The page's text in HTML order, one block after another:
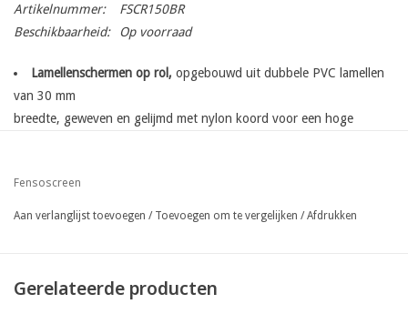
Artikelnummer:
FSCR150BR
Beschikbaarheid:
Op voorraad
Lamellenschermen op rol, opgebouwd uit dubbele PVC lamellen
van 30 mm
breedte, geweven en gelijmd met nylon koord voor een hoge
totale zichtbegrenzing
perfecte afwerking dankzij bijpassende topprofielen
Fensoscreen
Aan verlanglijst toevoegen / Toevoegen om te vergelijken /Afdrukken
Gerelateerde producten